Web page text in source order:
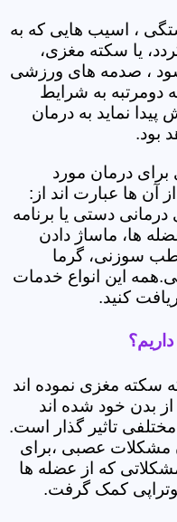
، اسیب هایی که به
یا سکته مغزی،
، صدمه های ورزشی
دومرتبه به شرایط
پیدا نماید به درمان
بود.
درمان مورد
آن ها عبارت اند از:
دستی یا برنامه
ها، ماساژ دادن
سوزنی، گرما
این انواع خدمات
کنید.
سکته مغزی نموده اند
بدن خود شده اند
تاثیر گذار است.
مشکلات عصبی ،برای
که از عضله ها
کمک گرفت.